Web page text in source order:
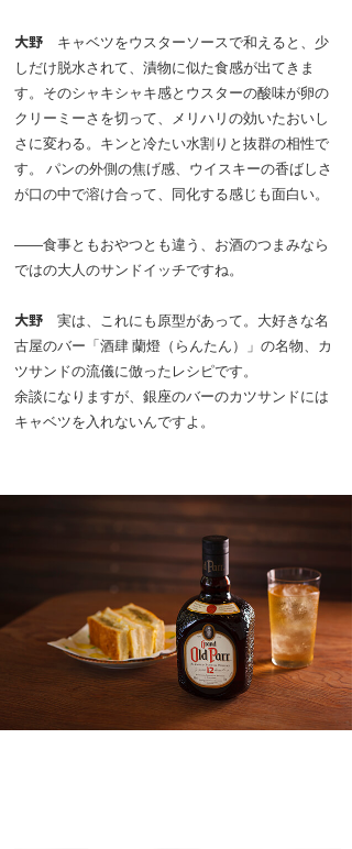
大野 キャベツをウスターソースで和えると、少
しだけ脱水されて、漬物に似た食感が出てきま
す。そのシャキシャキ感とウスターの酸味が卵の
クリーミーさを切って、メリハリの効いたおいし
さに変わる。キンと冷たい水割りと抜群の相性で
す。 パンの外側の焦げ感、ウイスキーの香ばしさ
が口の中で溶け合って、同化する感じも面白い。
――食事ともおやつとも違う、お酒のつまみなら
ではの大人のサンドイッチですね。
大野 実は、これにも原型があって。大好きな名
古屋のバー「酒肆 蘭燈（らんたん）」の名物、カ
ツサンドの流儀に倣ったレシピです。
余談になりますが、銀座のバーのカツサンドには
キャベツを入れないんですよ。